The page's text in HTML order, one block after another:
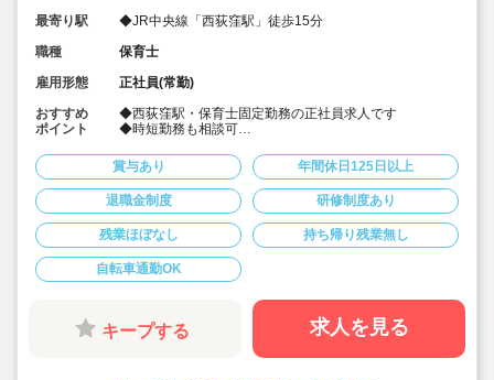
最寄り駅
◆JR中央線「西荻窪駅」徒歩15分
職種
保育士
雇用形態
正社員(常勤)
おすすめ
ポイント
◆西荻窪駅・保育士固定勤務の正社員求人です
◆時短勤務も相談可
連休）も取得可能です♪
◆雲母保育園は60名以下のコンパクトなサイズの園にな
ります
◆家庭や趣味などと両立可能な働き方
◆行事のための保育ではなく子どもたちのための保育に
取り組めます
◆日々の保育を大切に楽しくお仕事出来ます（行事準
備・書き物類軽減されています）
◆ピアノが弾けなくてOKです。（得意分野を活かして頂
◆保育以外の業務量が不安な方も安心です。（ICTシステ
ム導入で業務効率化が図れています）
◆保育経験がない、ブランクがある方も安心です。（先
輩社員が徹底サポートします）
賞与あり 年間休日125日以上
退職金制度 研修制度あり
残業ほぼなし 持ち帰り残業無し
自転車通勤OK
キープする 求人を見る